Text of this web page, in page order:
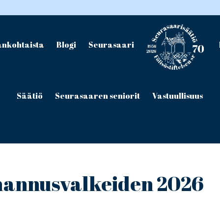
Blogi Seurasaari
Säätiö Seurasaaren seniorit Vastuullisuus
2026